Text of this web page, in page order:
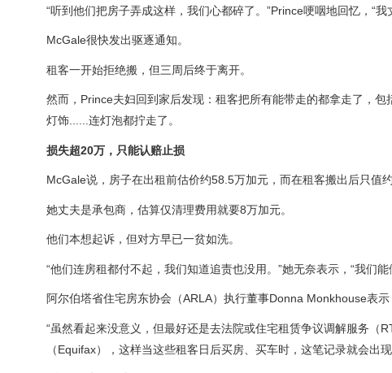
“听到他们把房子弄成这样，我们心都碎了。”Prince哽咽地回忆，“
McGale很快发出驱逐通知。
租客一开始拒绝搬，但三周后终于离开。
然而，Prince夫妇回到家后发现：租客把所有能带走的都拿走了，
灯饰......连灯泡都拧走了。
损失超20万，只能认赔止损
McGale说，房子在出租前估价约58.5万加元，而在租客搬出后只值
她丈夫是承包商，估算仅清理费用就要8万加元。
他们本想起诉，但对方早已一贫如洗。
“他们连房租都付不起，我们知道追责也没用。”她无奈表示，“我们
阿尔伯塔省住宅房东协会（ARLA）执行董事Donna Monkhouse表示
“虽然看起来没意义，但最好还是去法院或住宅租赁争议调解服务（
（Equifax），这样当这些租客日后买房、买车时，这笔记录就会出